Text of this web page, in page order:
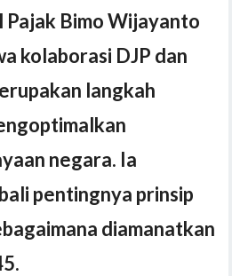
Bimo Wijayanto
kolaborasi DJP dan
langkah
negara. Ia
pentingnya prinsip
diamanatkan